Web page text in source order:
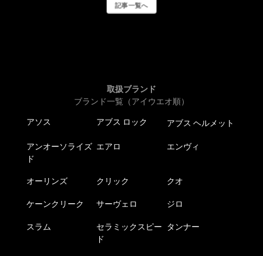
記事一覧へ
取扱ブランド
ブランド一覧（アイウエオ順）
アソス アブス ロック アブス ヘルメット
アンオーソライズ
ド
エアロ エンヴィ
オーリンズ クリック クオ
ケーンクリーク サーヴェロ ジロ
スラム
セラミックスピー
ド
タンナー